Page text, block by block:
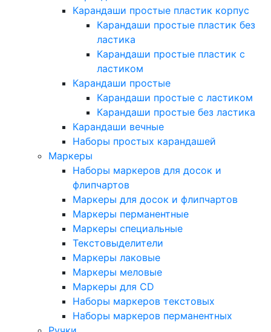
Карандаши простые пластик корпус
Карандаши простые пластик без
ластика
Карандаши простые пластик с
ластиком
Карандаши простые
Карандаши простые с ластиком
Карандаши простые без ластика
Карандаши вечные
Наборы простых карандашей
Маркеры
Наборы маркеров для досок и
флипчартов
Маркеры для досок и флипчартов
Маркеры перманентные
Маркеры специальные
Текстовыделители
Маркеры лаковые
Маркеры меловые
Маркеры для CD
Наборы маркеров текстовых
Наборы маркеров перманентных